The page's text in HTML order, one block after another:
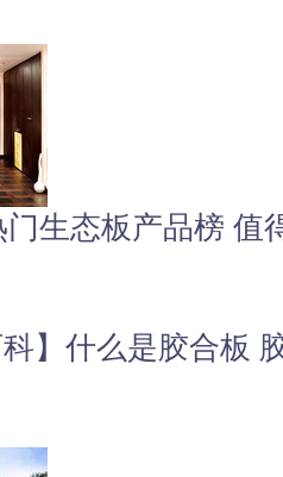
门生态板产品榜 值
科】什么是胶合板